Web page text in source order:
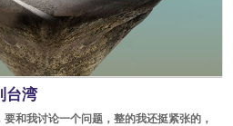
台湾
和我讨论一个问题，整的我还挺紧张的，